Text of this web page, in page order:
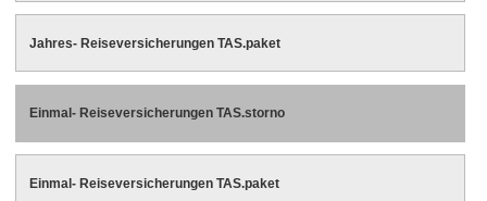
Jahres- Reiseversicherungen TAS.paket
Einmal- Reiseversicherungen TAS.storno
Einmal- Reiseversicherungen TAS.paket